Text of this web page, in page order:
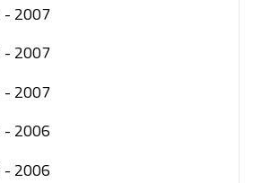
- 2007
- 2007
- 2007
- 2006
- 2006